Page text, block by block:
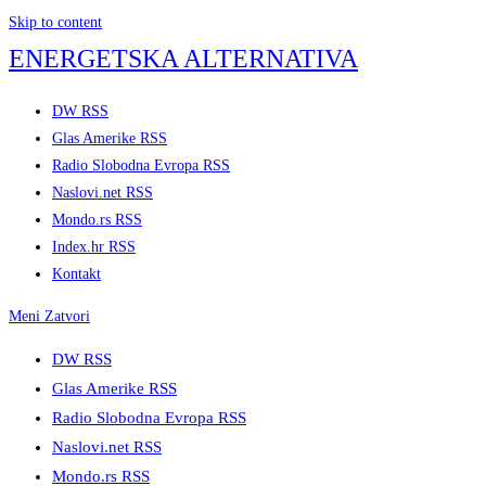
Skip to content
ENERGETSKA ALTERNATIVA
DW RSS
Glas Amerike RSS
Radio Slobodna Evropa RSS
Naslovi.net RSS
Mondo.rs RSS
Index.hr RSS
Kontakt
Meni Zatvori
DW RSS
Glas Amerike RSS
Radio Slobodna Evropa RSS
Naslovi.net RSS
Mondo.rs RSS